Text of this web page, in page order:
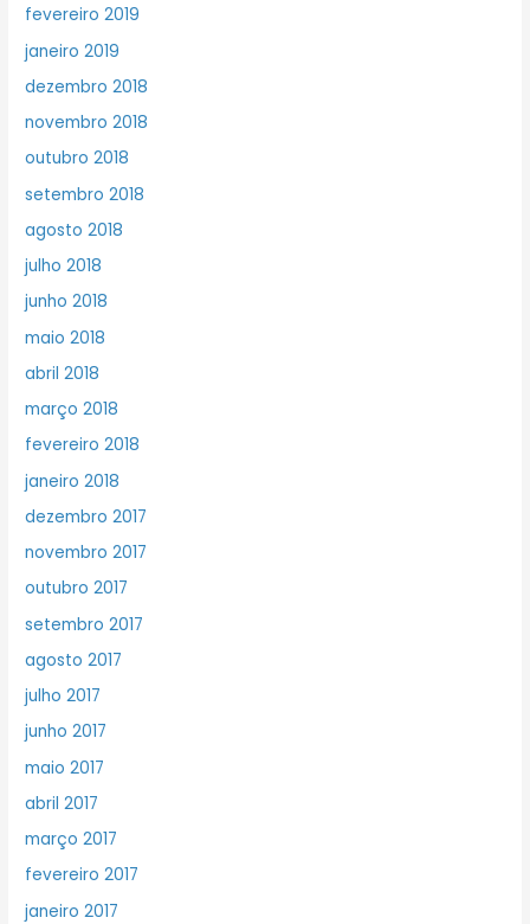
fevereiro 2019
janeiro 2019
dezembro 2018
novembro 2018
outubro 2018
setembro 2018
agosto 2018
julho 2018
junho 2018
maio 2018
abril 2018
março 2018
fevereiro 2018
janeiro 2018
dezembro 2017
novembro 2017
outubro 2017
setembro 2017
agosto 2017
julho 2017
junho 2017
maio 2017
abril 2017
março 2017
fevereiro 2017
janeiro 2017